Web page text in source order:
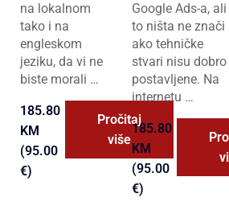
na lokalnom
tako i na
engleskom
jeziku, da vi ne
biste morali …
185.80
KM
(95.00
€)
Pročitaj
više
Google Ads-a, ali
to ništa ne znači
ako tehničke
stvari nisu dobro
postavljene. Na
internetu …
185.80
KM
(95.00
€)